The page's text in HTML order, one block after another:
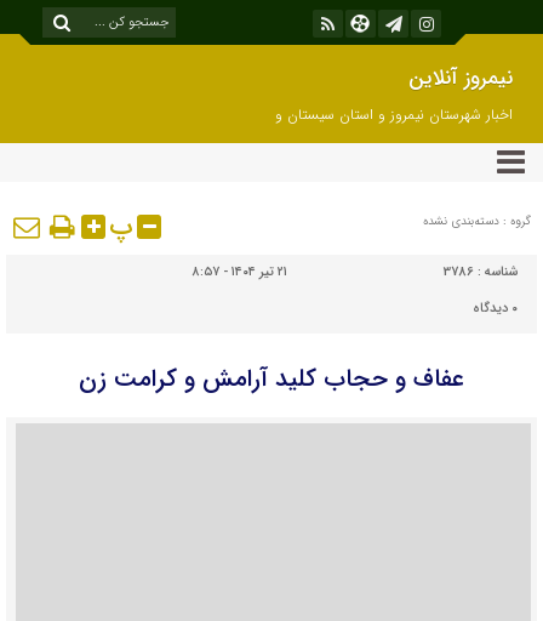
نیمروز آنلاین
اخبار شهرستان نیمروز و استان سیستان و
بلوچستان
گروه : دسته‌بندی نشده پ
شناسه : 3786
۲۱ تیر ۱۴۰۴ - ۸:۵۷
۰ دیدگاه
عفاف و حجاب کلید آرامش و کرامت زن